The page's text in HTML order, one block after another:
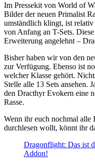
Im Pressekit von World of
Bilder der neuen Primalist
umständlich klingt, ist
von Anfang an T-Sets.
Erweiterung angelehnt –
Bisher haben wir von den
zur Verfügung. Ebenso ist
welcher Klasse gehört.
Stelle alle 13 Sets ansehen.
den Dracthyr Evokern eine
Rasse.
Wenn ihr euch nochmal
durchlesen wollt, könnt ihr
Dragonflight: Das ist
Addon!